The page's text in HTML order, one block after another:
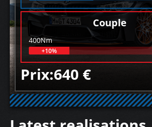
Couple
400Nm
+10%
Prix:640 €